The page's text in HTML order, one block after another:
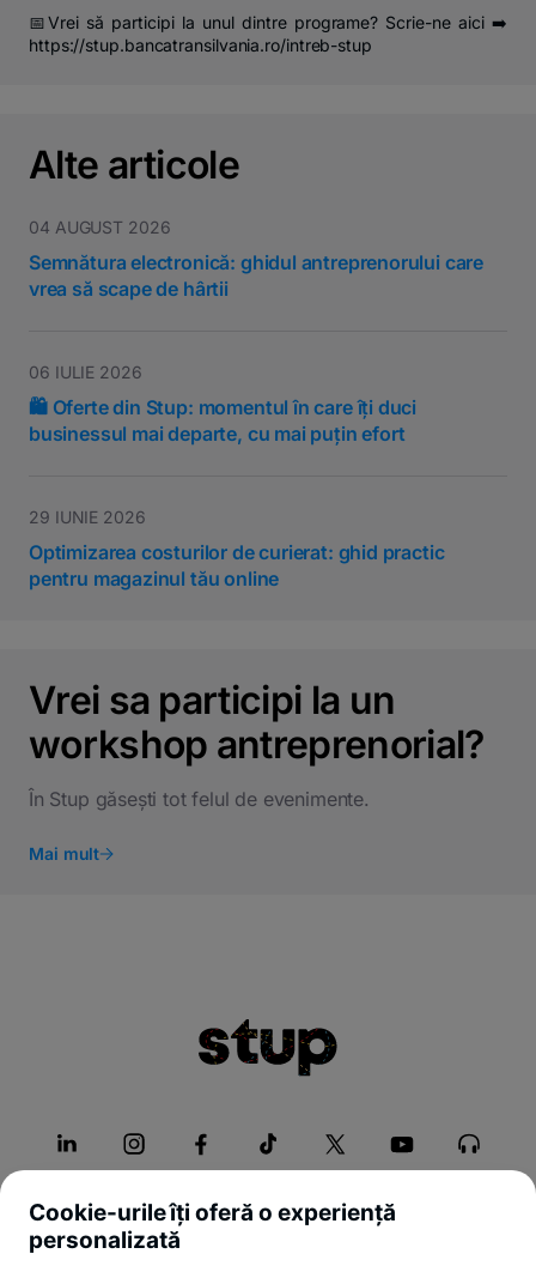
📅Vrei să participi la unul dintre programe? Scrie-ne aici ➡️
https://stup.bancatransilvania.ro/intreb-stup
Alte articole
04 AUGUST 2026
Semnătura electronică: ghidul antreprenorului care
vrea să scape de hârtii
06 IULIE 2026
🛍️ Oferte din Stup: momentul în care îți duci
businessul mai departe, cu mai puțin efort
29 IUNIE 2026
Optimizarea costurilor de curierat: ghid practic
pentru magazinul tău online
Vrei sa participi la un
workshop antreprenorial?
În Stup găsești tot felul de evenimente.
Mai mult
Despre Stup
Cookie-urile îți oferă o experiență
personalizată